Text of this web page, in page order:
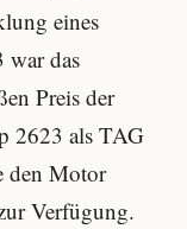
eines
das
Preis der
2623 als TAG
den Motor
Verfügung.